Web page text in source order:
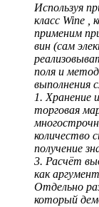
Используя
класс Wine
применим
вин (сам
поля и
выполнения
1. Хранение
торговая
количество
получение
3. Расчёт
как
Отдельно
который